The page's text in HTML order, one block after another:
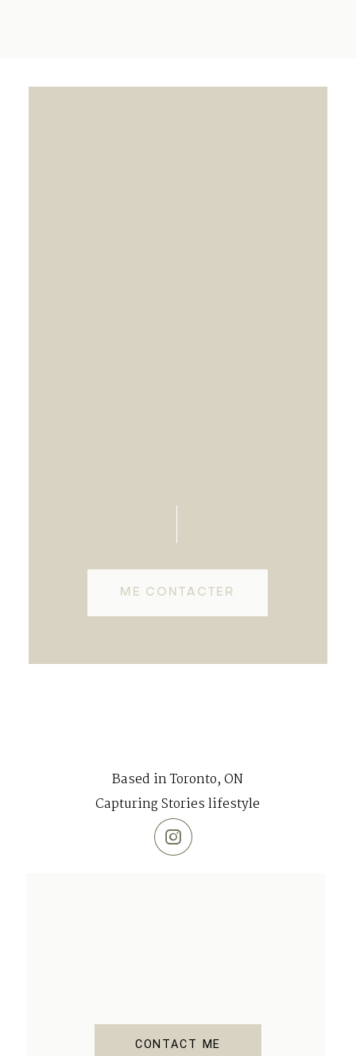
ME CONTACTER
CONTACT ME
Based in Toronto, ON
Capturing Stories lifestyle